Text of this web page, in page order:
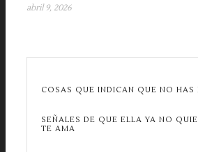
abril 9, 2026
COSAS QUE INDICAN QUE NO HAS
SEÑALES DE QUE ELLA YA NO
TE AMA